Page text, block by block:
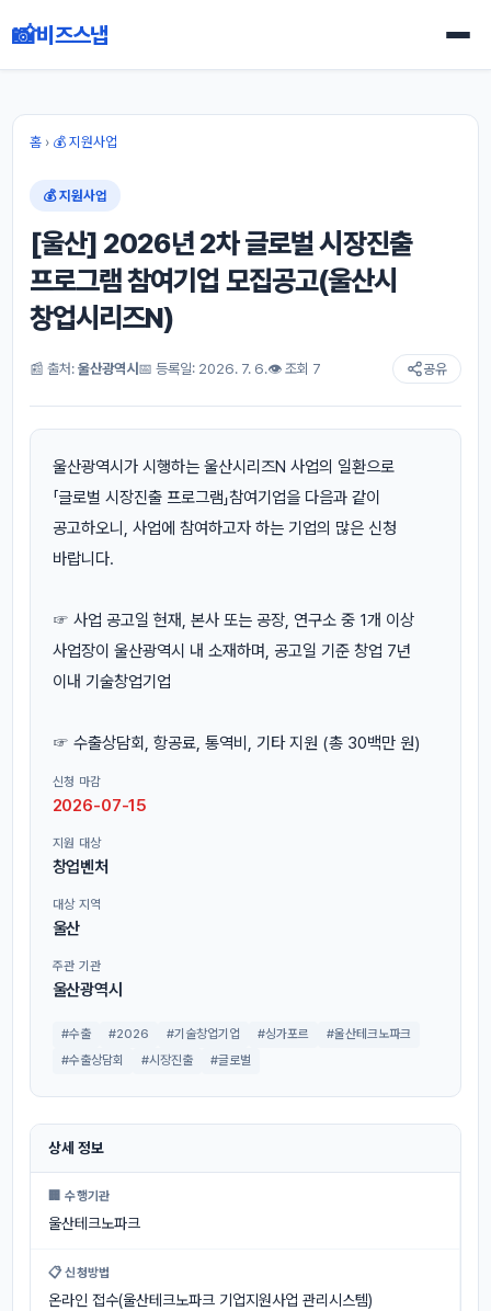
📸비즈스냅
홈› 💰 지원사업
💰 지원사업
[울산] 2026년 2차 글로벌 시장진출
프로그램 참여기업 모집공고(울산시
창업시리즈N)
📰 출처: 울산광역시📅 등록일: 2026. 7. 6.👁 조회 7 공유
울산광역시가 시행하는 울산시리즈N 사업의 일환으로
「글로벌 시장진출 프로그램」참여기업을 다음과 같이
공고하오니, 사업에 참여하고자 하는 기업의 많은 신청
바랍니다.
☞ 사업 공고일 현재, 본사 또는 공장, 연구소 중 1개 이상
사업장이 울산광역시 내 소재하며, 공고일 기준 창업 7년
이내 기술창업기업
☞ 수출상담회, 항공료, 통역비, 기타 지원 (총 30백만 원)
신청 마감
2026-07-15
지원 대상
창업벤처
대상 지역
울산
주관 기관
울산광역시
#수출 #2026 #기술창업기업 #싱가포르
#울산테크노파크
#수출상담회
#시장진출 #글로벌
상세 정보
🏢 수행기관
울산테크노파크
📋 신청방법
온라인 접수(울산테크노파크 기업지원사업 관리시스템)